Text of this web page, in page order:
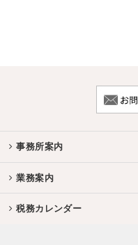
事務所案内
業務案内
税務カレンダー